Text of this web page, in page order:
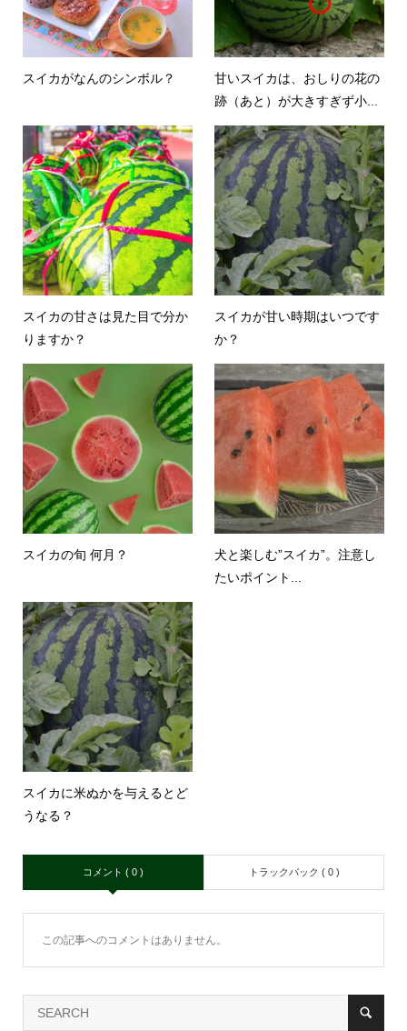
スイカがなんのシンボル？
甘いスイカは、おしりの花の
跡（あと）が大きすぎず小...
スイカの甘さは見た目で分か
りますか？
スイカが甘い時期はいつです
か？
スイカの旬 何月？
犬と楽しむ”スイカ”。注意し
たいポイント...
スイカに米ぬかを与えるとど
うなる？
コメント ( 0 ) トラックバック ( 0 )
この記事へのコメントはありません。